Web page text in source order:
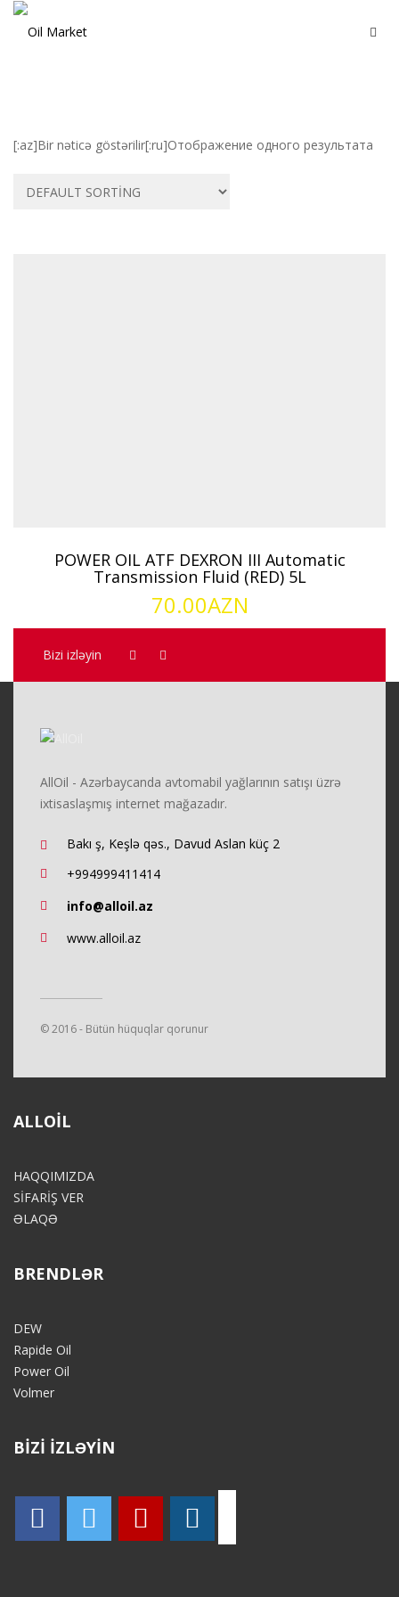
[:az]Bir nəticə göstərilir[:ru]Отображение одного результата
POWER OIL ATF DEXRON III Automatic
Transmission Fluid (RED) 5L
70.00AZN
Bizi izləyin
AllOil - Azərbaycanda avtomabil yağlarının satışı üzrə
ixtisaslaşmış internet mağazadır.
Bakı ş, Keşlə qəs., Davud Aslan küç 2
+994999411414
info@alloil.az
www.alloil.az
© 2016 - Bütün hüquqlar qorunur
ALLOIL
HAQQIMIZDA
SİFARİŞ VER
ƏLAQƏ
BRENDLƏR
DEW
Rapide Oil
Power Oil
Volmer
BİZİ İZLƏYİN